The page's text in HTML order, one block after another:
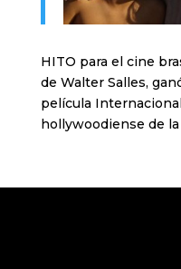
HITO para el cine
de Walter Salles,
película
hollywoodiense de